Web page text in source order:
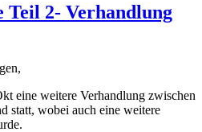
Teil 2- Verhandlung
eine weitere Verhandlung zwischen
statt, wobei auch eine weitere